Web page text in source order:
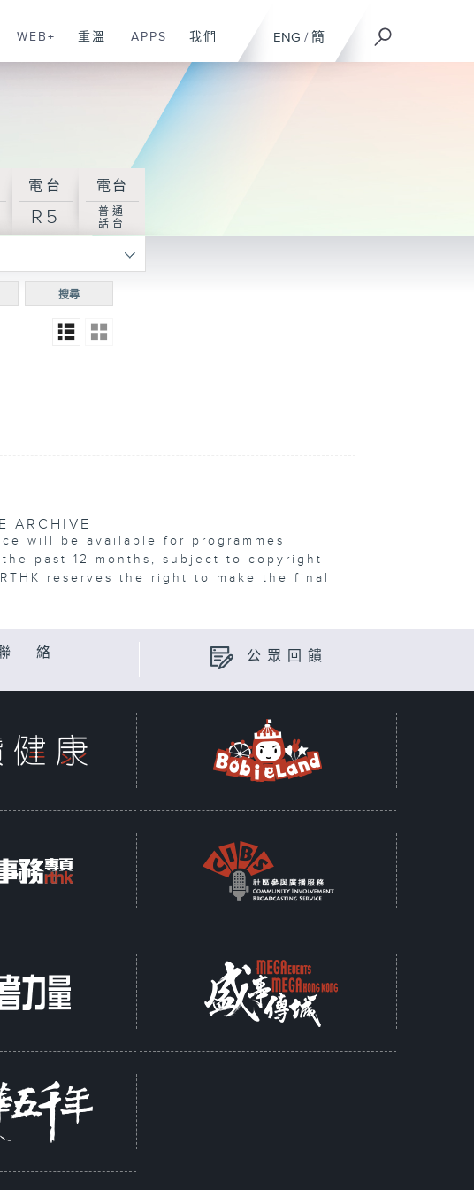
ENG / 簡
WEB+ 重溫 APPS 我們
電台
R5
電台
普通
話台
搜尋
ARCHIVE
will be available for programmes
past 12 months, subject to copyright
reserves the right to make the final
絡 公眾回饋